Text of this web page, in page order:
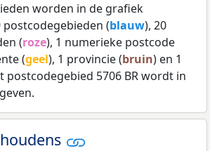
worden in de grafiek
(blauw), 20
(roze), 1 numerieke postcode
(geel), 1 provincie (bruin) en 1
postcodegebied 5706 BR wordt in